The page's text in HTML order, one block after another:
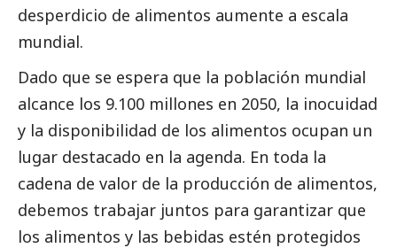
desperdicio de alimentos aumente a escala
mundial.
Dado que se espera que la población mundial
alcance los 9.100 millones en 2050, la inocuidad
y la disponibilidad de los alimentos ocupan un
lugar destacado en la agenda. En toda la
cadena de valor de la producción de alimentos,
debemos trabajar juntos para garantizar que
los alimentos y las bebidas estén protegidos